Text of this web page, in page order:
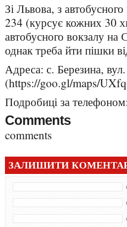
Зі Львова, з
234 (курсує кожних 30
автобусного вокзалу на
однак треба йти пішки
Адреса: с. Березина,
(https://goo.gl/maps/
Подробиці за
Comments
comments
ЗАЛИШИТИ